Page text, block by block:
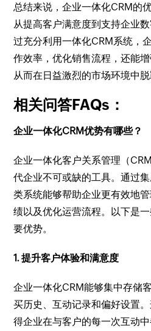
总结来说，企业一体化CRM的
从提高客户满意度到支持企业
过充分利用一体化CRM系统，
作效率，优化销售流程，还能
从而在日益激烈的市场环境中脱
相关问答FAQs：
企业一体化CRM优势有哪些？
企业一体化客户关系管理（
代企业不可或缺的工具。通过
类系统能够帮助企业更有效地
绩以及优化运营流程。以下是
要优势。
1. 提升客户体验和满意度
企业一体化CRM能够集中存储
买历史、互动记录和偏好设置
得企业在与客户的每一次互动